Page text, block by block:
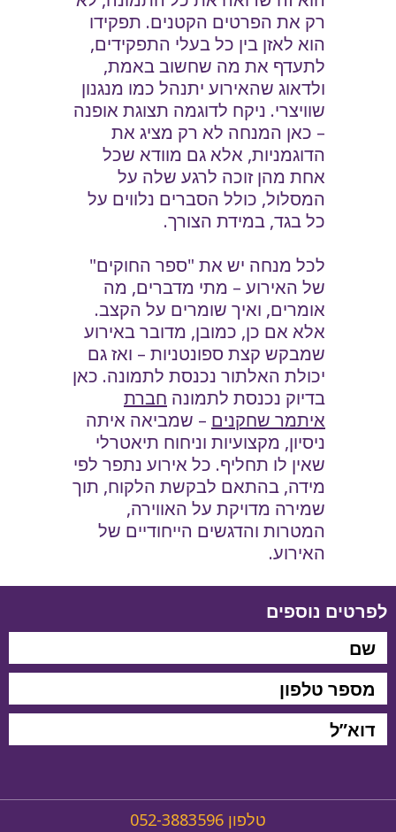
רק את הפרטים הקטנים. תפקידו
הוא לאזן בין כל בעלי התפקידים,
לתעדף את מה שחשוב באמת,
ולדאוג שהאירוע יתנהל כמו מנגנון
שוויצרי. ניקח לדוגמה תצוגת אופנה
– כאן המנחה לא רק מציג את
הדוגמניות, אלא גם מוודא שכל
אחת מהן זוכה לרגע שלה על
המסלול, כולל הסברים נלווים על
כל בגד, במידת הצורך.
לכל מנחה יש את "ספר החוקים"
של האירוע – מתי מדברים, מה
אומרים, ואיך שומרים על הקצב.
אלא אם כן, כמובן, מדובר באירוע
שמבקש קצת ספונטניות – ואז גם
יכולת האלתור נכנסת לתמונה. כאן
בדיוק נכנסת לתמונה חברת
איתמר שחקנים – שמביאה איתה
ניסיון, מקצועיות וניחוח תיאטרלי
שאין לו תחליף. כל אירוע נתפר לפי
מידה, בהתאם לבקשת הלקוח, תוך
שמירה מדויקת על האווירה,
המטרות והדגשים הייחודיים של
האירוע.
לפרטים נוספים
טלפון 052-3883596